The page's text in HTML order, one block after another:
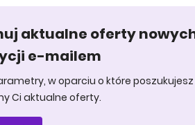
aktualne oferty
e-mailem
w oparciu o które
Ci aktualne oferty.